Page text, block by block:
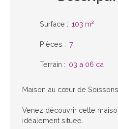
Surface : 103 m²
Pièces : 7
Terrain : 03 a 06 ca
Maison au cœur de
Venez découvrir cette
idéalement située.